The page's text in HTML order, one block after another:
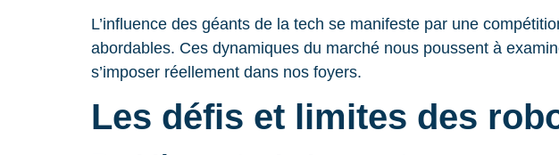
L’influence des géants de la tech se manifeste par une
abordables. Ces dynamiques du marché nous poussent à
s’imposer réellement dans nos foyers.
Les défis et limites des